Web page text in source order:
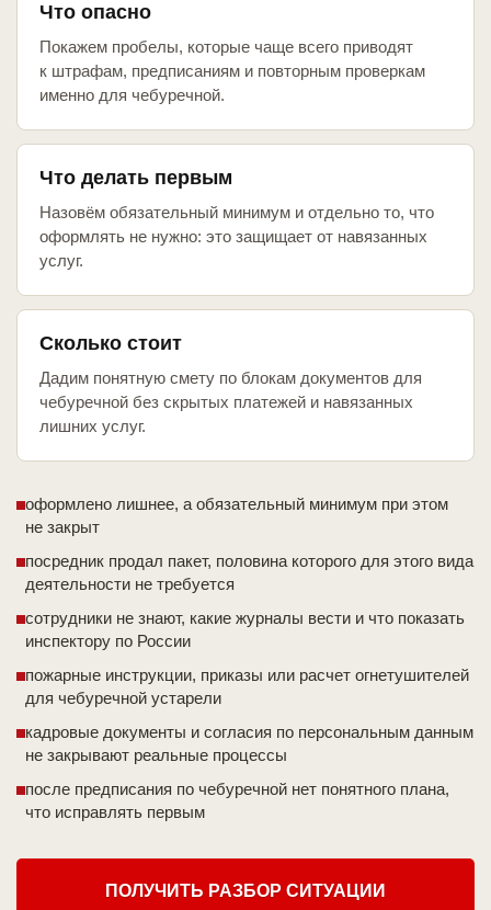
Что опасно
Покажем пробелы, которые чаще всего приводят
к штрафам, предписаниям и повторным проверкам
именно для чебуречной.
Что делать первым
Назовём обязательный минимум и отдельно то, что
оформлять не нужно: это защищает от навязанных
услуг.
Сколько стоит
Дадим понятную смету по блокам документов для
чебуречной без скрытых платежей и навязанных
лишних услуг.
оформлено лишнее, а обязательный минимум при этом
не закрыт
посредник продал пакет, половина которого для этого вида
деятельности не требуется
сотрудники не знают, какие журналы вести и что показать
инспектору по России
пожарные инструкции, приказы или расчет огнетушителей
для чебуречной устарели
кадровые документы и согласия по персональным данным
не закрывают реальные процессы
после предписания по чебуречной нет понятного плана,
что исправлять первым
ПОЛУЧИТЬ РАЗБОР СИТУАЦИИ